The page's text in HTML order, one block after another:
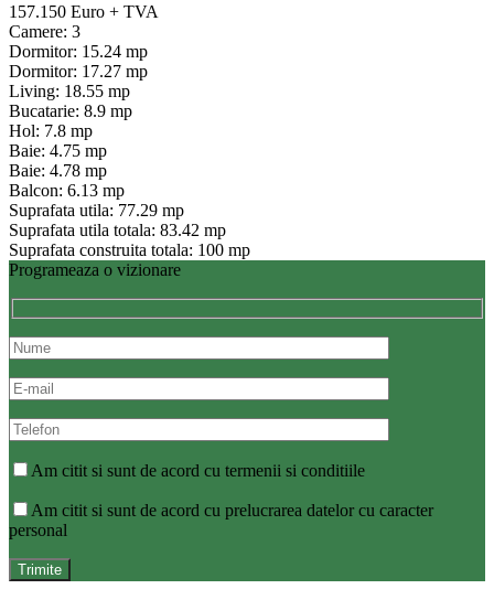
157.150 Euro + TVA
Camere: 3
Dormitor: 15.24 mp
Dormitor: 17.27 mp
Living: 18.55 mp
Bucatarie: 8.9 mp
Hol: 7.8 mp
Baie: 4.75 mp
Baie: 4.78 mp
Balcon: 6.13 mp
Suprafata utila: 77.29 mp
Suprafata utila totala: 83.42 mp
Suprafata construita totala: 100 mp
Programeaza o vizionare
Am citit si sunt de acord cu termenii si conditiile
Am citit si sunt de acord cu prelucrarea datelor cu caracter
personal